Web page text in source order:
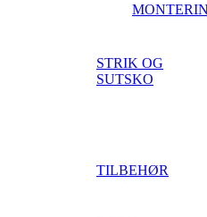
STRIK OG
SUTSKO
TILBEHØR